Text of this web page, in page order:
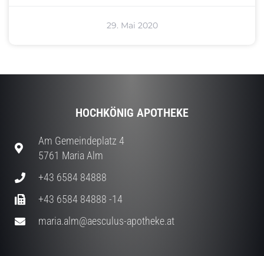
29. Mai 2020
HOCHKÖNIG APOTHEKE
Am Gemeindeplatz 4
5761 Maria Alm
+43 6584 84888
+43 6584 84888 -14
maria.alm@aesculus-apotheke.at